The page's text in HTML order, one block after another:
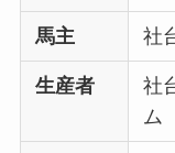
馬主 社
生産者
社
ム